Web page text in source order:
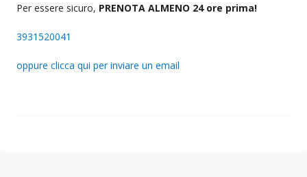
Per essere sicuro, PRENOTA ALMENO 24 ore prima!
3931520041
oppure clicca qui per inviare un email